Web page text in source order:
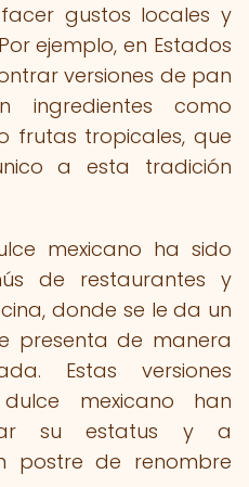
gustos locales y
ejemplo, en Estados
versiones de pan
ingredientes como
frutas tropicales, que
a esta tradición
mexicano ha sido
de restaurantes y
donde se le da un
presenta de manera
Estas versiones
mexicano han
su estatus y a
postre de renombre